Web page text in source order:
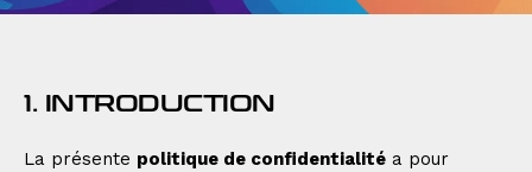
1. INTRODUCTION
La présente politique de confidentialité a pour